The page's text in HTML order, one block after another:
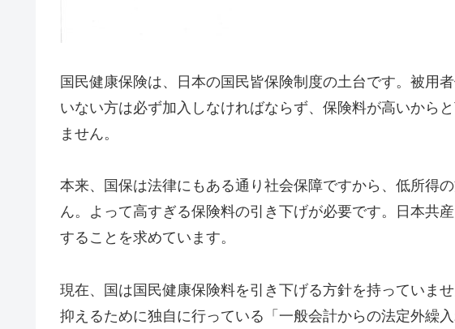
国民健康保険は、日本の国民皆保険制度の土台です。被用
いない方は必ず加入しなければならず、保険料が高いから
ません。
本来、国保は法律にもある通り社会保障ですから、低所得
ん。よって高すぎる保険料の引き下げが必要です。日本共
することを求めています。
現在、国は国民健康保険料を引き下げる方針を持っていま
抑えるために独自に行っている「一般会計からの法定外繰